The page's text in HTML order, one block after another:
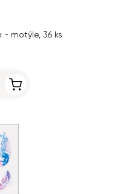
- motýle, ​​36 ks